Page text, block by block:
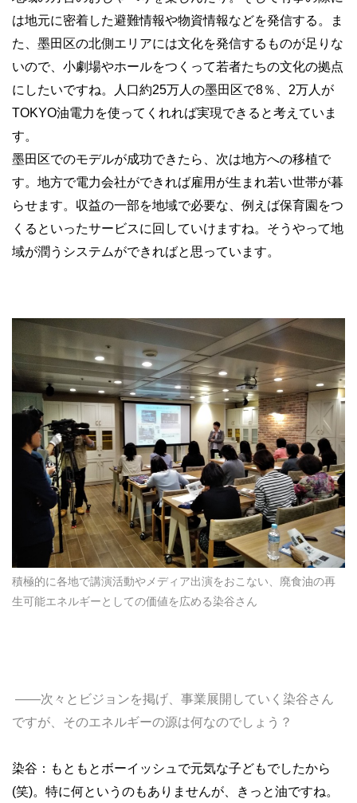
は地元に密着した避難情報や物資情報などを発信する。ま
た、墨田区の北側エリアには文化を発信するものが足りな
いので、小劇場やホールをつくって若者たちの文化の拠点
にしたいですね。人口約25万人の墨田区で8％、2万人が
TOKYO油電力を使ってくれれば実現できると考えていま
す。
墨田区でのモデルが成功できたら、次は地方への移植で
す。地方で電力会社ができれば雇用が生まれ若い世帯が暮
らせます。収益の一部を地域で必要な、例えば保育園をつ
くるといったサービスに回していけますね。そうやって地
域が潤うシステムができればと思っています。
積極的に各地で講演活動やメディア出演をおこない、廃食油の再
生可能エネルギーとしての価値を広める染谷さん
――次々とビジョンを掲げ、事業展開していく染谷さん
ですが、そのエネルギーの源は何なのでしょう？
染谷：もともとボーイッシュで元気な子どもでしたから
(笑)。特に何というのもありませんが、きっと油ですね。